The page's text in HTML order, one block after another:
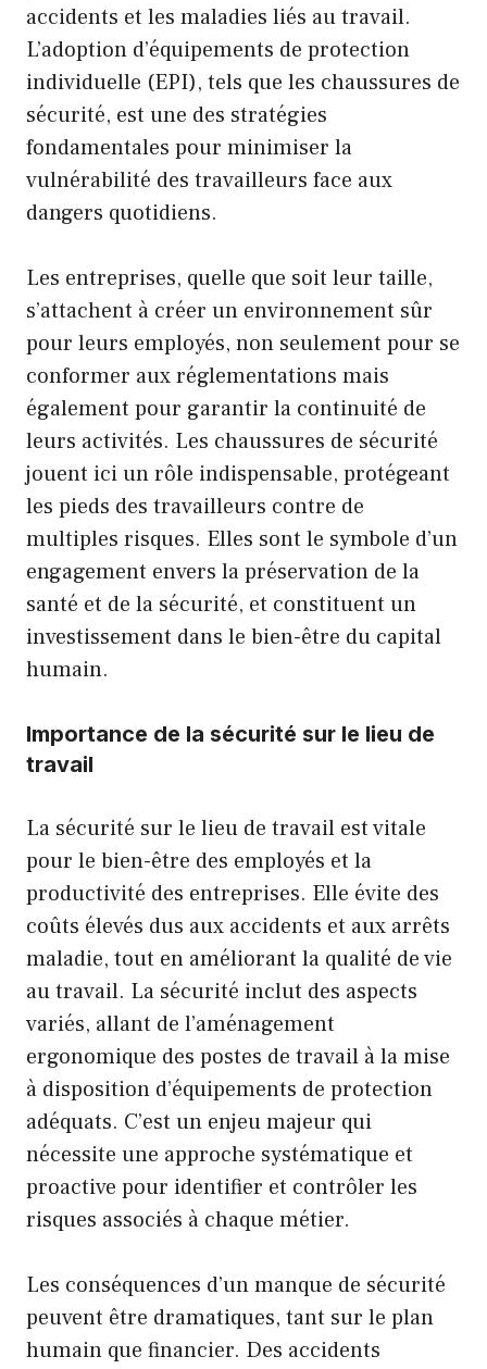
accidents et les maladies liés au travail.
L’adoption d’équipements de protection
individuelle (EPI), tels que les chaussures de
sécurité, est une des stratégies
fondamentales pour minimiser la
vulnérabilité des travailleurs face aux
dangers quotidiens.
Les entreprises, quelle que soit leur taille,
s’attachent à créer un environnement sûr
pour leurs employés, non seulement pour se
conformer aux réglementations mais
également pour garantir la continuité de
leurs activités. Les chaussures de sécurité
jouent ici un rôle indispensable, protégeant
les pieds des travailleurs contre de
multiples risques. Elles sont le symbole d’un
engagement envers la préservation de la
santé et de la sécurité, et constituent un
investissement dans le bien-être du capital
humain.
Importance de la sécurité sur le lieu de
travail
La sécurité sur le lieu de travail est vitale
pour le bien-être des employés et la
productivité des entreprises. Elle évite des
coûts élevés dus aux accidents et aux arrêts
maladie, tout en améliorant la qualité de vie
au travail. La sécurité inclut des aspects
variés, allant de l’aménagement
ergonomique des postes de travail à la mise
à disposition d’équipements de protection
adéquats. C’est un enjeu majeur qui
nécessite une approche systématique et
proactive pour identifier et contrôler les
risques associés à chaque métier.
Les conséquences d’un manque de sécurité
peuvent être dramatiques, tant sur le plan
humain que financier. Des accidents